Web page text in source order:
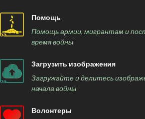
Помощь
Помощь армии, мигрантам и
время войны
Загрузить изображения
Загружайте и делитесь
начала войны
Волонтеры